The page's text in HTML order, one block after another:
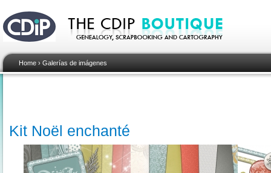
Home › Galerías de imágenes
Kit Noël enchanté